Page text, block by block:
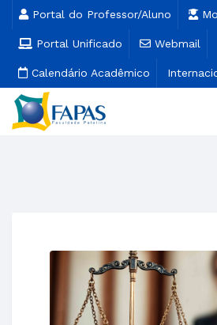
Portal do Professor/Aluno
Portal Unificado Webmail
Calendário Acadêmico